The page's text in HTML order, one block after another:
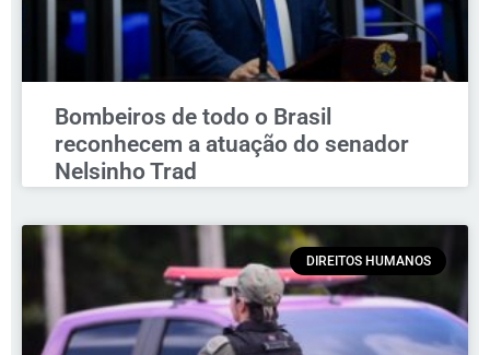
Bombeiros de todo o Brasil
reconhecem a atuação do senador
Nelsinho Trad
DIREITOS HUMANOS